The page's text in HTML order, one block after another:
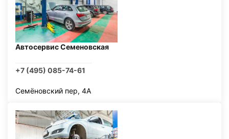
Автосервис Семеновская
+7 (495) 085-74-61
Семёновский пер, 4А